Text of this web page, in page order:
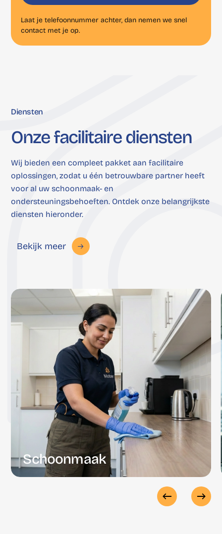
Laat je telefoonnummer achter, dan nemen we snel
contact met je op.
Diensten
Onzefacilitairediensten
Wij bieden een compleet pakket aan facilitaire
oplossingen, zodat u één betrouwbare partner heeft
voor al uw schoonmaak- en
ondersteuningsbehoeften. Ontdek onze belangrijkste
diensten hieronder.
Bekijk meer
Schoonmaak